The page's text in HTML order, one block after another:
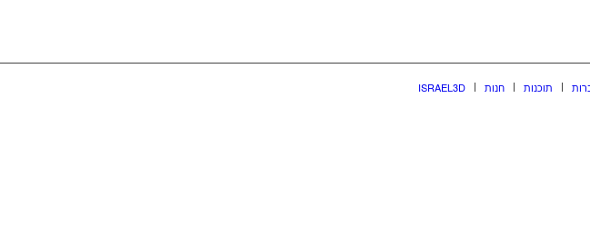
ISRAEL3D חנות תוכנות